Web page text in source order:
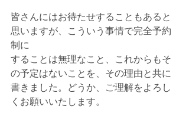
皆さんにはお待たせすることもあると
思いますが、こういう事情で完全予約
制に
することは無理なこと、これからもそ
の予定はないことを、その理由と共に
書きました。どうか、ご理解をよろし
くお願いいたします。